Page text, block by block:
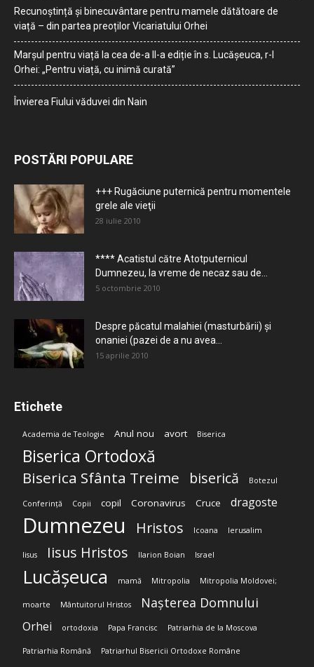
Recunoștință și binecuvântare pentru mamele dătătoare de
viață – din partea preoților Vicariatului Orhei
Marșul pentru viață la cea de-a II-a ediție în s. Lucășeuca, r-l
Orhei: „Pentru viață, cu inimă curată”
Învierea Fiului văduvei din Nain
POSTĂRI POPULARE
+++ Rugăciune puternică pentru momentele
grele ale vieţii
28 iulie 2010
**** Acatistul către Atotputernicul
Dumnezeu, la vreme de necaz sau de...
5 octombrie 2010
Despre păcatul malahiei (masturbării) şi
onaniei (pazei de a nu avea...
15 aprilie 2010
Etichete
Academia de Teologie Anul nou avort Biserica
Biserica Ortodoxă
Biserica Sfânta Treime biserică Botezul
Conferință Copii copil Coronavirus Cruce dragoste
Dumnezeu Hristos Icoana Ierusalim
Iisus Iisus Hristos Ilarion Boian Israel
Lucășeuca mamă Mitropolia Mitropolia Moldovei;
moarte Mântuitorul Hristos Nașterea Domnului
Orhei ortodoxia Papa Francisc Patriarhia de la Moscova
Patriarhia Română Patriarhul Bisericii Ortodoxe Române